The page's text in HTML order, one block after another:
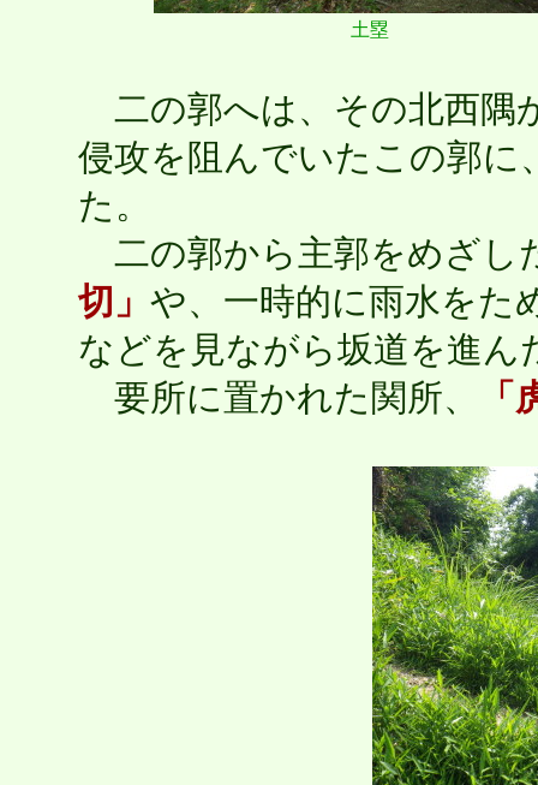
土塁
二の郭へは、その北西隅
侵攻を阻んでいたこの郭に
た。
二の郭から主郭をめざし
切」 や、一時的に雨水をた
などを見ながら坂道を進ん
要所に置かれた関所、
「